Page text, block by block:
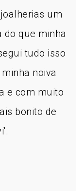
um
do que minha
tudo isso
noiva
e com muito
bonito de